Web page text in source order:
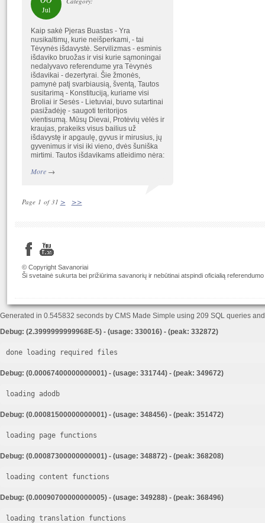
Jul
Kaip sakė Pjeras Buastas - Yra
nusikaltimų, kurie neišperkami, - tai
Tėvynės išdavystė. Servilizmas - esminis
išdaviko bruožas ir visi kurie sąmoningai
nedalyvavo referendume yra Tėvynės
išdavikai - dezertyrai. Šie žmonės,
pamynė patį svarbiausią, šventą, Tautos
susitarimą - Konstituciją, kuriame visi
Broliai ir Sesės - Lietuviai, buvo sutartinai
pasižadėję - saugoti teritorijos
vientisumą. Mūsų Dievai, Protėvių vėlės ir
kraujas, prakeiks visus bailius už
išdavystę ir apgaulę, gyvus ir mirusius, jų
gyvenimus ir visi iki vieno, dvės šuniška
mirtimi. Tautos išdavikams atleidimo nėra:
More→
Page 1 of 31 > >>
© Copyright Savanoriai
Ši svetainė sukurta bei prižiūrima savanorių ir nebūtinai atspindi oficialią
Generated in 0.545832 seconds by CMS Made Simple using 209 SQL queries
Debug: (2.3999999999968E-5) - (usage: 330016) - (peak: 332872)
done loading required files
Debug: (0.00067400000000001) - (usage: 331744) - (peak: 349672)
loading adodb
Debug: (0.00081500000000001) - (usage: 348456) - (peak: 351472)
loading page functions
Debug: (0.00087300000000001) - (usage: 348872) - (peak: 368208)
loading content functions
Debug: (0.00090700000000005) - (usage: 349288) - (peak: 368496)
loading translation functions